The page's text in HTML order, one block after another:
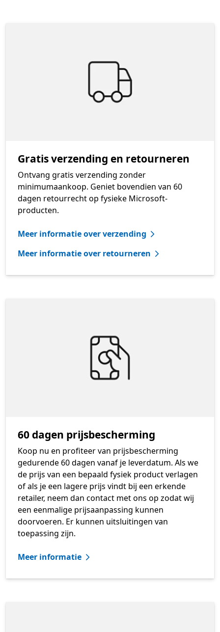
Gratis verzending en retourneren
Ontvang gratis verzending zonder
minimumaankoop. Geniet bovendien van 60
dagen retourrecht op fysieke Microsoft-
producten.
Meer informatie over verzending
Meer informatie over retourneren
60 dagen prijsbescherming
Koop nu en profiteer van prijsbescherming
gedurende 60 dagen vanaf je leverdatum. Als we
de prijs van een bepaald fysiek product verlagen
of als je een lagere prijs vindt bij een erkende
retailer, neem dan contact met ons op zodat wij
een eenmalige prijsaanpassing kunnen
doorvoeren. Er kunnen uitsluitingen van
toepassing zijn.
Meer informatie